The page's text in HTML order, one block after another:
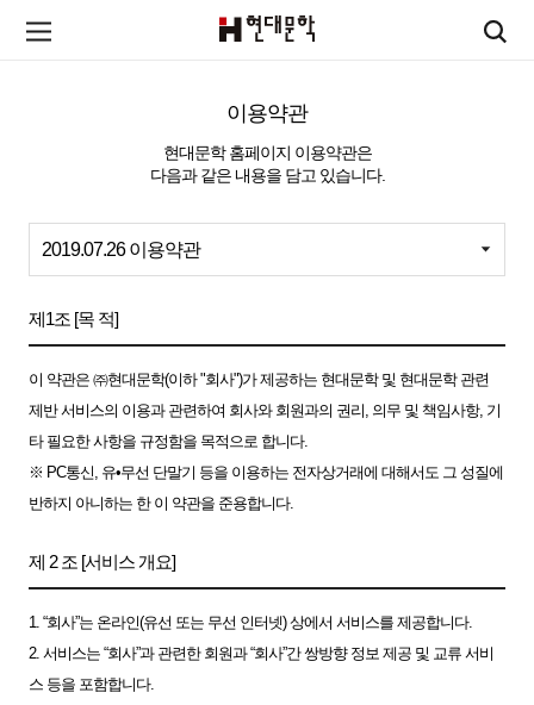
이용약관
현대문학 홈페이지 이용약관은
다음과 같은 내용을 담고 있습니다.
제1조 [목 적]
이 약관은 ㈜현대문학(이하 "회사")가 제공하는 현대문학 및 현대문학 관련
제반 서비스의 이용과 관련하여 회사와 회원과의 권리, 의무 및 책임사항, 기
타 필요한 사항을 규정함을 목적으로 합니다.
※ PC통신, 유•무선 단말기 등을 이용하는 전자상거래에 대해서도 그 성질에
반하지 아니하는 한 이 약관을 준용합니다.
제 2 조 [서비스 개요]
1. “회사”는 온라인(유선 또는 무선 인터넷) 상에서 서비스를 제공합니다.
2. 서비스는 “회사”과 관련한 회원과 “회사”간 쌍방향 정보 제공 및 교류 서비
스 등을 포함합니다.